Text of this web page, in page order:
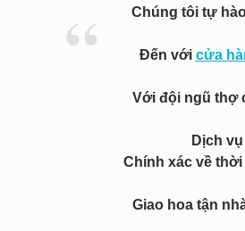
Chúng tôi tự
Đến với cửa
Với đội ngũ thợ
Dịch
Chính xác về
Giao hoa tận